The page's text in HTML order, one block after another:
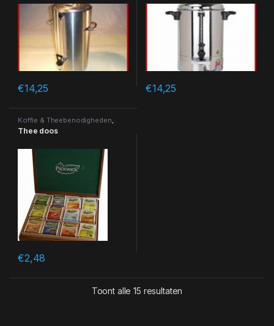
€14,25 €14,25
Koffie & Theebenodigheden
Koffie & Theebenodigheden
Thee doos
€2,48
Toont alle 15 resultaten